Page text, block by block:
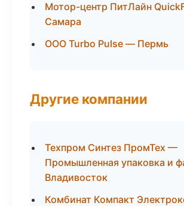
Мотор-центр ПитЛайн
Самара
ООО Turbo Pulse — Пермь
Другие компании
Техпром Синтез ПромТех —
Промышленная упаковка и
Владивосток
Комбинат Компакт